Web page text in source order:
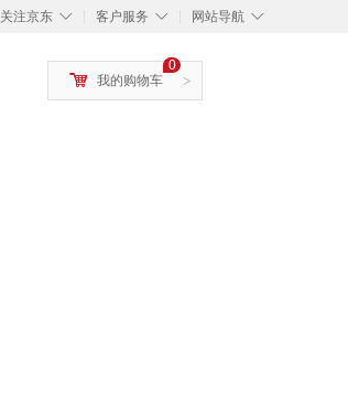
◇
关注京东 ◇
客户服务 ◇
网站导航
>
0
我的购物车